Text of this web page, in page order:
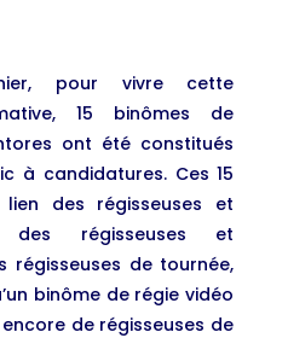
pour vivre cette
15 binômes de
ont été constitués
à candidatures. Ces 15
des régisseuses et
des régisseuses et
régisseuses de tournée,
binôme de régie vidéo
de régisseuses de